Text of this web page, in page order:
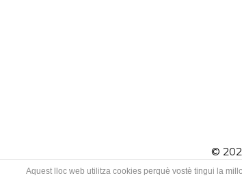
©
Aquest lloc web utilitza cookies perquè vostè tingui la